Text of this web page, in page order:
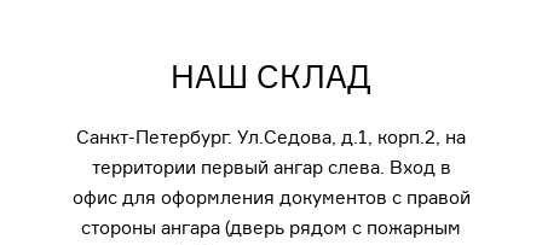
НАШ СКЛАД
Санкт-Петербург. Ул.Седова, д.1, корп.2, на
территории первый ангар слева. Вход в
офис для оформления документов с правой
стороны ангара (дверь рядом с пожарным